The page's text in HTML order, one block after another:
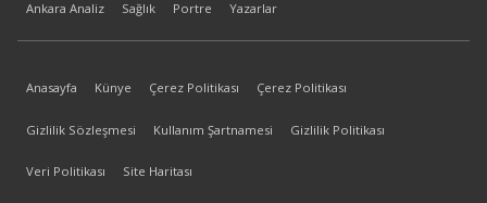
Ankara Analiz Sağlık Portre Yazarlar
Anasayfa Künye Çerez Politikası Çerez Politikası
Gizlilik Sözleşmesi Kullanım Şartnamesi Gizlilik Politikası
Veri Politikası Site Haritası